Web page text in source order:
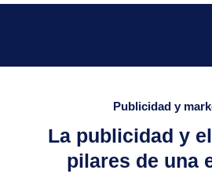
Ir
Publicidad y
La publicidad y
pilares de una